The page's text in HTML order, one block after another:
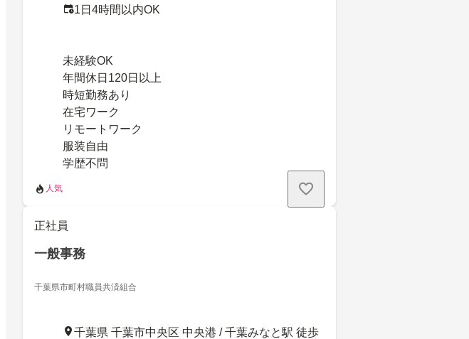
1日4時間以内OK
未経験OK
年間休日120日以上
時短勤務あり
在宅ワーク
リモートワーク
服装自由
学歴不問
人気
正社員
一般事務
千葉県市町村職員共済組合
千葉県 千葉市中央区 中央港 / 千葉みなと駅 徒歩